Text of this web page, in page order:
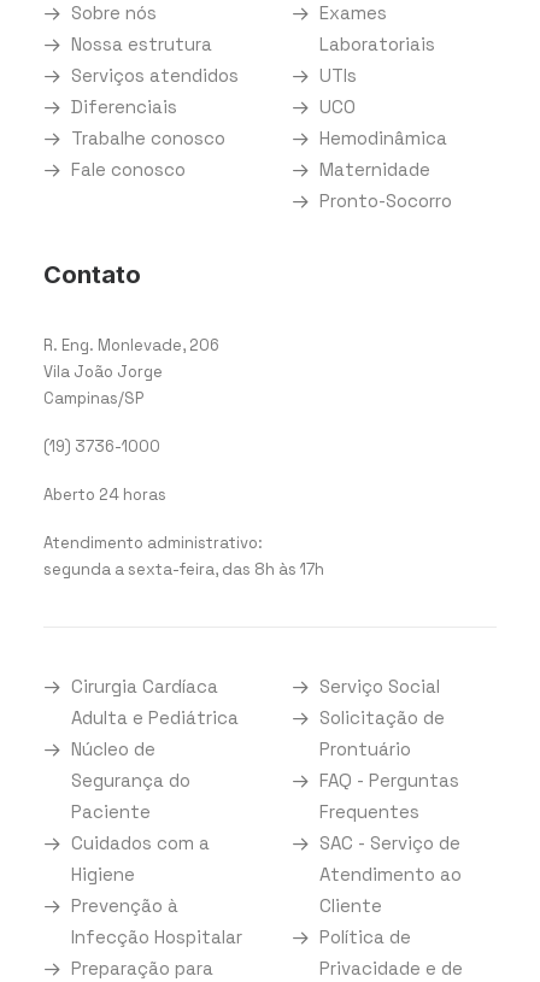
Sobre nós
Nossa estrutura
Serviços atendidos
Diferenciais
Trabalhe conosco
Fale conosco
Exames
Laboratoriais
UTIs
UCO
Hemodinâmica
Maternidade
Pronto-Socorro
Contato
R. Eng. Monlevade, 206
Vila João Jorge
Campinas/SP
(19) 3736-1000
Aberto 24 horas
Atendimento administrativo:
segunda a sexta-feira, das 8h às 17h
Cirurgia Cardíaca
Adulta e Pediátrica
Núcleo de
Segurança do
Paciente
Cuidados com a
Higiene
Prevenção à
Infecção Hospitalar
Preparação para
Serviço Social
Solicitação de
Prontuário
FAQ - Perguntas
Frequentes
SAC - Serviço de
Atendimento ao
Cliente
Política de
Privacidade e de